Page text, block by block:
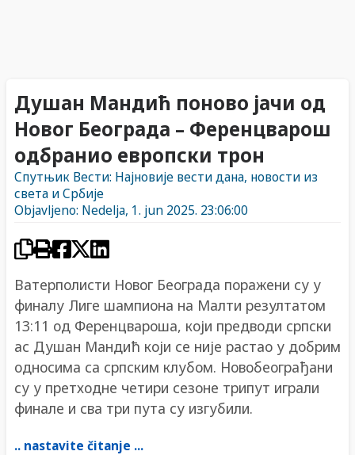
Душан Мандић поново јачи од
Новог Београда – Ференцварош
одбранио европски трон
Спутњик Вести: Најновије вести дана, новости из
света и Србије
Objavljeno: Nedelja, 1. jun 2025. 23:06:00
Ватерполисти Новог Београда поражени су у
финалу Лиге шампиона на Малти резултатом
13:11 од Ференцвароша, који предводи српски
ас Душан Мандић који се није растао у добрим
односима са српским клубом. Новобеограђани
су у претходне четири сезоне трипут играли
финале и сва три пута су изгубили.
.. nastavite čitanje ...